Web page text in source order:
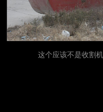
这个应该不是收割